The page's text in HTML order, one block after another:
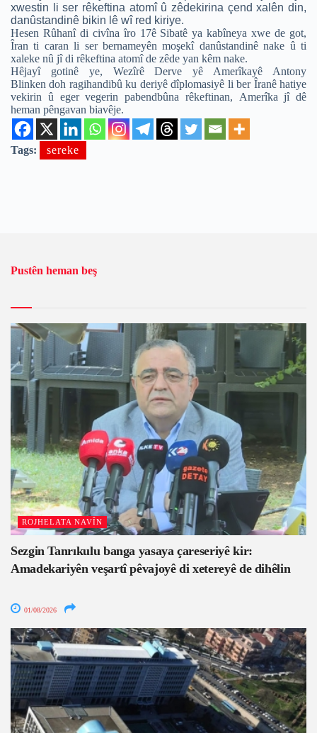
xwestin li ser rêkeftina atomî û zêdekirina çend xalên din,
danûstandinê bikin lê wî red kiriye.
Hesen Rûhanî di civîna îro 17ê Sibatê ya kabîneya xwe de got,
Îran ti caran li ser bernameyên moşekî danûstandinê nake û ti
xaleke nû jî di rêkeftina atomî de zêde yan kêm nake.
Hêjayî gotinê ye, Wezîrê Derve yê Amerîkayê Antony
Blinken doh ragihandibû ku deriyê dîplomasiyê li ber Îranê hatiye
vekirin û eger vegerin pabendbûna rêkeftinan, Amerîka jî dê
heman pêngavan biavêje.
Tags: sereke
Pustên heman beş
ROJHELATA NAVÎN
Sezgin Tanrıkulu banga yasaya çareseriyê kir:
Amadekariyên veşartî pêvajoyê di xetereyê de dihêlin
01/08/2026